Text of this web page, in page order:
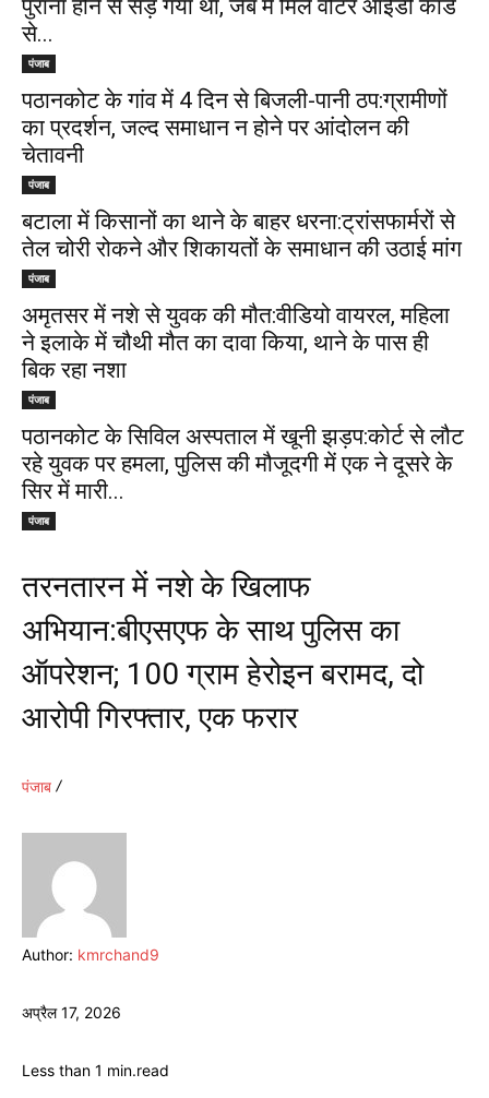
पुराना होने से सड़ गया था, जेब में मिले वोटर आईडी कार्ड
से...
पंजाब
पठानकोट के गांव में 4 दिन से बिजली-पानी ठप:ग्रामीणों
का प्रदर्शन, जल्द समाधान न होने पर आंदोलन की
चेतावनी
पंजाब
बटाला में किसानों का थाने के बाहर धरना:ट्रांसफार्मरों से
तेल चोरी रोकने और शिकायतों के समाधान की उठाई मांग
पंजाब
अमृतसर में नशे से युवक की मौत:वीडियो वायरल, महिला
ने इलाके में चौथी मौत का दावा किया, थाने के पास ही
बिक रहा नशा
पंजाब
पठानकोट के सिविल अस्पताल में खूनी झड़प:कोर्ट से लौट
रहे युवक पर हमला, पुलिस की मौजूदगी में एक ने दूसरे के
सिर में मारी...
पंजाब
तरनतारन में नशे के खिलाफ
अभियान:बीएसएफ के साथ पुलिस का
ऑपरेशन; 100 ग्राम हेरोइन बरामद, दो
आरोपी गिरफ्तार, एक फरार
पंजाब
Author: kmrchand9
अप्रैल 17, 2026
Less than 1 min.read